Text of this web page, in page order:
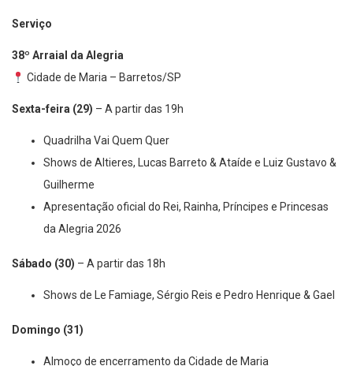
Serviço
38º Arraial da Alegria
Cidade de Maria – Barretos/SP
Sexta-feira (29) – A partir das 19h
Quadrilha Vai Quem Quer
Shows de Altieres, Lucas Barreto & Ataíde e Luiz Gustavo &
Guilherme
Apresentação oficial do Rei, Rainha, Príncipes e Princesas
da Alegria 2026
Sábado (30) – A partir das 18h
Shows de Le Famiage, Sérgio Reis e Pedro Henrique & Gael
Domingo (31)
Almoço de encerramento da Cidade de Maria